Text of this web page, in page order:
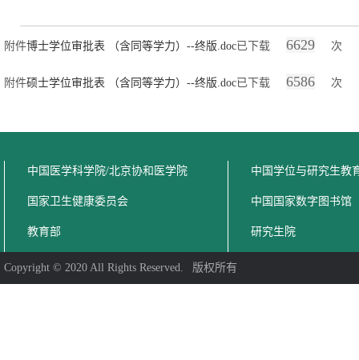
附件博士学位审批表 （含同等学力）--终版.doc已下载 6629 次
附件硕士学位审批表 （含同等学力）--终版.doc已下载 6586 次
中国医学科学院/北京协和医学院
国家卫生健康委员会
教育部
中国学位与研究生教
中国国家数字图书馆
研究生院
Copyright © 2020 All Rights Reserved. 版权所有